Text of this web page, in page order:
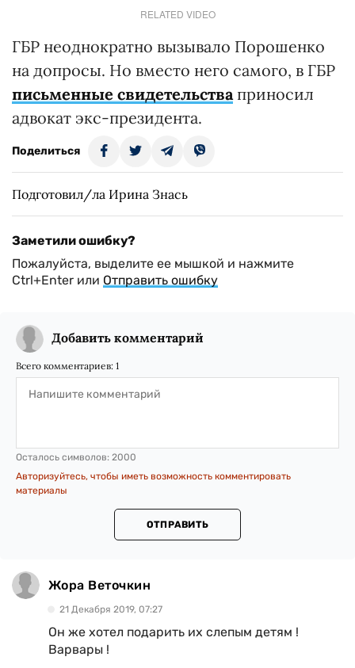
RELATED VIDEO
ГБР неоднократно вызывало Порошенко
на допросы. Но вместо него самого, в ГБР
письменные свидетельстваприносил
адвокат экс-президента.
Поделиться
Подготовил/ла Ирина Знась
Заметили ошибку?
Пожалуйста, выделите ее мышкой и нажмите
Ctrl+Enter или Отправить ошибку
Добавить комментарий
Всего комментариев: 1
Осталось символов: 2000
Авторизуйтесь, чтобы иметь возможность комментировать
материалы
ОТПРАВИТЬ
Жора Веточкин
21 Декабря 2019, 07:27
Он же хотел подарить их слепым детям !
Варвары !